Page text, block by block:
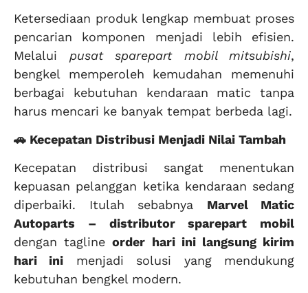
Ketersediaan produk lengkap membuat proses
pencarian komponen menjadi lebih efisien.
Melalui pusat sparepart mobil mitsubishi,
bengkel memperoleh kemudahan memenuhi
berbagai kebutuhan kendaraan matic tanpa
harus mencari ke banyak tempat berbeda lagi.
🚗 Kecepatan Distribusi Menjadi Nilai Tambah
Kecepatan distribusi sangat menentukan
kepuasan pelanggan ketika kendaraan sedang
diperbaiki. Itulah sebabnya Marvel Matic
Autoparts – distributor sparepart mobil
dengan taglineorder hari ini langsung kirim
hari ini menjadi solusi yang mendukung
kebutuhan bengkel modern.